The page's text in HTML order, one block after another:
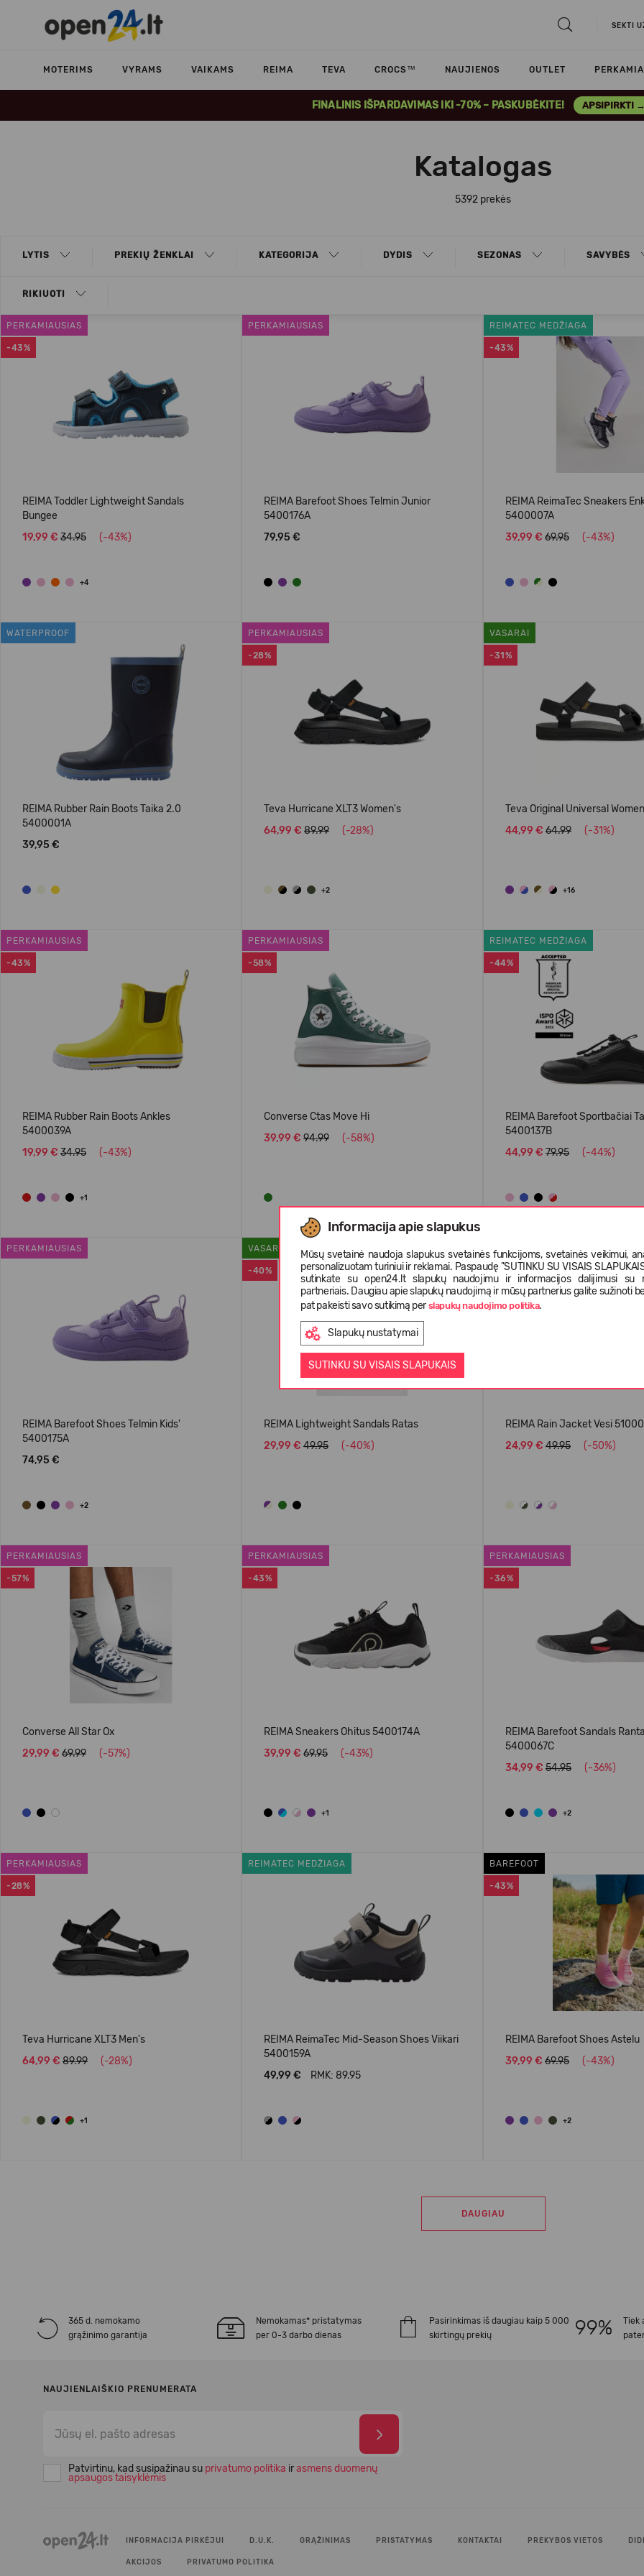
SEKTI
MOTERIMS VYRAMS VAIKAMS REIMA TEVA CROCS™ NAUJIENOS OUTLET
FINALINIS IŠPARDAVIMAS IKI -70% – PASKUBĖKITE! APSIPIRKTI →
Informacija apie slapukus
Mūsų svetainė naudoja slapukus svetainės funkcijoms, svetainės veikimui,
personalizuotam turiniui ir reklamai. Paspaudę "SUTINKU SU VISAIS
sutinkate su open24.lt slapukų naudojimu ir informacijos dalijimusi su
partneriais. Daugiau apie slapukų naudojimą ir mūsų partnerius galite sužinoti
pat pakeisti savo sutikimą per slapukų naudojimo politika.
Slapukų nustatymai
SUTINKU SU VISAIS SLAPUKAIS
Katalogas
5392 prekės
LYTIS PREKIŲ ŽENKLAI KATEGORIJA DYDIS SEZONAS SAVYBĖS
RIKIUOTI
-43%
PERKAMIAUSIAS
REIMA Toddler Lightweight Sandals
Bungee
19,99 € 34.95 (-43%)
+4
PERKAMIAUSIAS
REIMA Barefoot Shoes Telmin Junior
5400176A
79,95 €
-43%
REIMATEC MEDŽIAGA
REIMA ReimaTec Sneakers
5400007A
39,99 € 69.95 (-43%)
WATERPROOF
REIMA Rubber Rain Boots Taika 2.0
5400001A
39,95 €
-28%
PERKAMIAUSIAS
Teva Hurricane XLT3 Women's
64,99 € 89.99 (-28%)
+2
-31%
VASARAI
Teva Original Universal
44,99 € 64.99 (-31%)
+16
-43%
PERKAMIAUSIAS
REIMA Rubber Rain Boots Ankles
5400039A
19,99 € 34.95 (-43%)
+1
-58%
PERKAMIAUSIAS
Converse Ctas Move Hi
39,99 € 94.99 (-58%)
-44%
REIMATEC MEDŽIAGA
REIMA Barefoot Sportbačiai
5400137B
44,99 € 79.95 (-44%)
PERKAMIAUSIAS
REIMA Barefoot Shoes Telmin Kids'
5400175A
74,95 €
+2
-40%
VASARAI
REIMA Lightweight Sandals Ratas
29,99 € 49.95 (-40%)
-50%
PERKAMIAUSIAS
REIMA Rain Jacket Vesi
24,99 € 49.95 (-50%)
-57%
PERKAMIAUSIAS
Converse All Star Ox
29,99 € 69.99 (-57%)
-43%
PERKAMIAUSIAS
REIMA Sneakers Ohitus 5400174A
39,99 € 69.95 (-43%)
+1
-36%
PERKAMIAUSIAS
REIMA Barefoot Sandals
5400067C
34,99 € 54.95 (-36%)
+2
-28%
PERKAMIAUSIAS
Teva Hurricane XLT3 Men's
64,99 € 89.99 (-28%)
+1
REIMATEC MEDŽIAGA
REIMA ReimaTec Mid-Season Shoes Viikari
5400159A
49,99 €
RMK: 89.95
-43%
BAREFOOT
REIMA Barefoot Shoes Astelu
39,99 € 69.95 (-43%)
+2
DAUGIAU
365 d. nemokamo
grąžinimo garantija
Nemokamas* pristatymas
per 0-3 darbo dienas
Pasirinkimas iš daugiau kaip 5 000
skirtingų prekių
Tiek
NAUJIENLAIŠKIO PRENUMERATA
Patvirtinu, kad susipažinau su privatumo politika irasmens duomenų
apsaugos taisyklėmis
INFORMACIJA PIRKĖJUI D.U.K. GRĄŽINIMAS PRISTATYMAS KONTAKTAI PREKYBOS VIETOS
AKCIJOS PRIVATUMO POLITIKA